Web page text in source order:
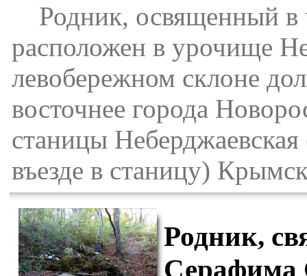
Родник, освященный в
расположен в урочище
левобережном склоне
восточнее города
станицы
въезде в станицу)
Родник,
Серафима